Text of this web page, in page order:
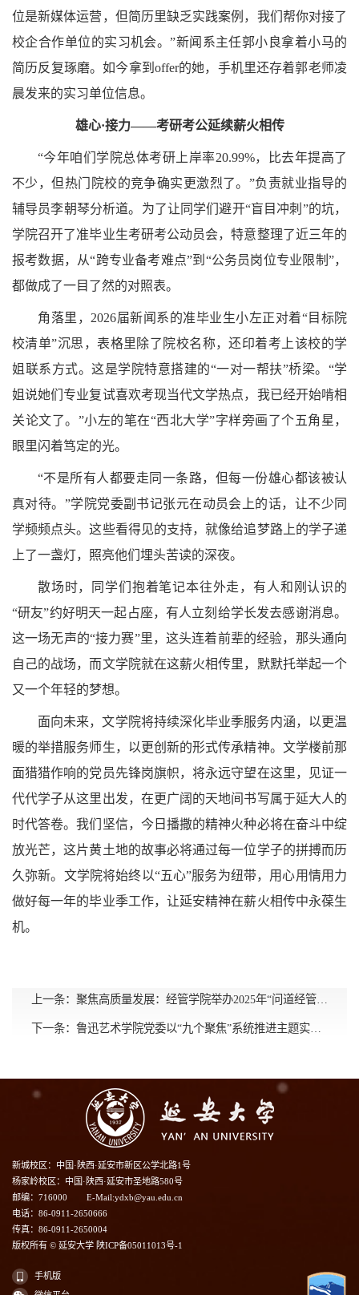
位是新媒体运营，但简历里缺乏实践案例，我们帮你对接了
校企合作单位的实习机会。”新闻系主任郭小良拿着小马的
简历反复琢磨。如今拿到offer的她，手机里还存着郭老师凌
晨发来的实习单位信息。
雄心·接力——考研考公延续薪火相传
“今年咱们学院总体考研上岸率20.99%，比去年提高了
不少，但热门院校的竞争确实更激烈了。”负责就业指导的
辅导员李朝琴分析道。为了让同学们避开“盲目冲刺”的坑，
学院召开了准毕业生考研考公动员会，特意整理了近三年的
报考数据，从“跨专业备考难点”到“公务员岗位专业限制”，
都做成了一目了然的对照表。
角落里，2026届新闻系的准毕业生小左正对着“目标院
校清单”沉思，表格里除了院校名称，还印着考上该校的学
姐联系方式。这是学院特意搭建的“一对一帮扶”桥梁。“学
姐说她们专业复试喜欢考现当代文学热点，我已经开始啃相
关论文了。”小左的笔在“西北大学”字样旁画了个五角星，
眼里闪着笃定的光。
“不是所有人都要走同一条路，但每一份雄心都该被认
真对待。”学院党委副书记张元在动员会上的话，让不少同
学频频点头。这些看得见的支持，就像给追梦路上的学子递
上了一盏灯，照亮他们埋头苦读的深夜。
散场时，同学们抱着笔记本往外走，有人和刚认识的
“研友”约好明天一起占座，有人立刻给学长发去感谢消息。
这一场无声的“接力赛”里，这头连着前辈的经验，那头通向
自己的战场，而文学院就在这薪火相传里，默默托举起一个
又一个年轻的梦想。
面向未来，文学院将持续深化毕业季服务内涵，以更温
暖的举措服务师生，以更创新的形式传承精神。文学楼前那
面猎猎作响的党员先锋岗旗帜，将永远守望在这里，见证一
代代学子从这里出发，在更广阔的天地间书写属于延大人的
时代答卷。我们坚信，今日播撒的精神火种必将在奋斗中绽
放光芒，这片黄土地的故事必将通过每一位学子的拼搏而历
久弥新。文学院将始终以“五心”服务为纽带，用心用情用力
做好每一年的毕业季工作，让延安精神在薪火相传中永葆生
机。
上一条：
下一条：
新城校区：中国·陕西·延安市新区公学北路1号
杨家岭校区：中国·陕西·延安市圣地路580号
邮编：716000
E-Mail:ydxb@yau.edu.cn
电话：86-0911-2650666
传真：86-0911-2650004
版权所有 © 延安大学 陕ICP备05011013号-1
手机版